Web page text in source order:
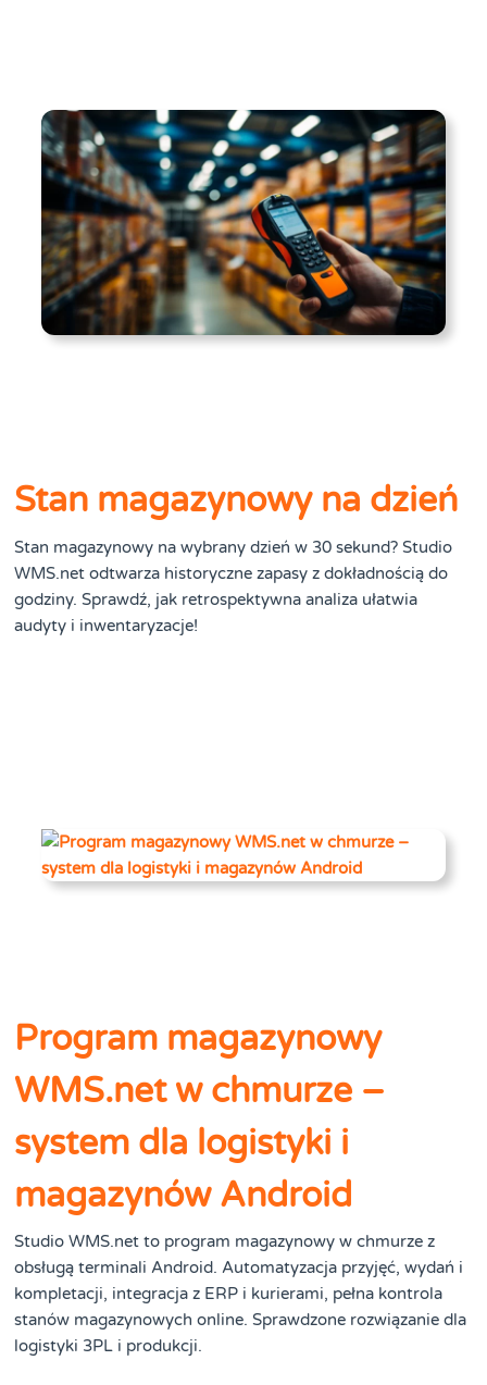
Stan magazynowy na dzień
Stan magazynowy na wybrany dzień w 30 sekund? Studio
WMS.net odtwarza historyczne zapasy z dokładnością do
godziny. Sprawdź, jak retrospektywna analiza ułatwia
audyty i inwentaryzacje!
Program magazynowy
WMS.net w chmurze –
system dla logistyki i
magazynów Android
Studio WMS.net to program magazynowy w chmurze z
obsługą terminali Android. Automatyzacja przyjęć, wydań i
kompletacji, integracja z ERP i kurierami, pełna kontrola
stanów magazynowych online. Sprawdzone rozwiązanie dla
logistyki 3PL i produkcji.